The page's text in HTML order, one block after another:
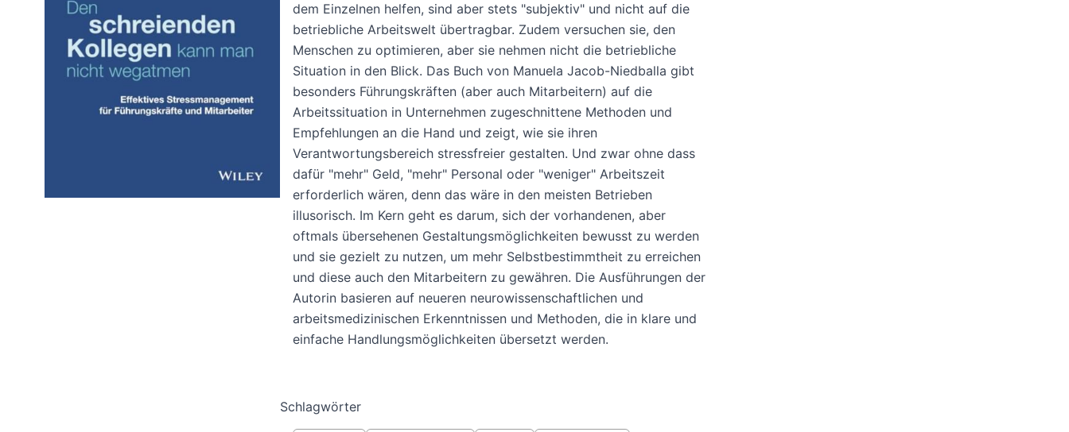
dem Einzelnen helfen, sind aber stets "subjektiv" und nicht auf die
betriebliche Arbeitswelt übertragbar. Zudem versuchen sie, den
Menschen zu optimieren, aber sie nehmen nicht die betriebliche
Situation in den Blick. Das Buch von Manuela Jacob-Niedballa gibt
besonders Führungskräften (aber auch Mitarbeitern) auf die
Arbeitssituation in Unternehmen zugeschnittene Methoden und
Empfehlungen an die Hand und zeigt, wie sie ihren
Verantwortungsbereich stressfreier gestalten. Und zwar ohne dass
dafür "mehr" Geld, "mehr" Personal oder "weniger" Arbeitszeit
erforderlich wären, denn das wäre in den meisten Betrieben
illusorisch. Im Kern geht es darum, sich der vorhandenen, aber
oftmals übersehenen Gestaltungsmöglichkeiten bewusst zu werden
und sie gezielt zu nutzen, um mehr Selbstbestimmtheit zu erreichen
und diese auch den Mitarbeitern zu gewähren. Die Ausführungen der
Autorin basieren auf neueren neurowissenschaftlichen und
arbeitsmedizinischen Erkenntnissen und Methoden, die in klare und
einfache Handlungsmöglichkeiten übersetzt werden.
Schlagwörter